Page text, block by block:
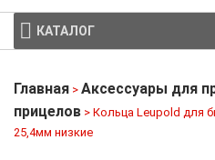
КАТАЛОГ
Главная > Аксессуары для
прицелов > Кольца Leupold для
25,4мм низкие